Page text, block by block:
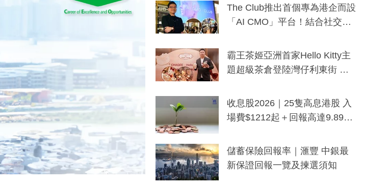
The Club推出首個專為港企而設
「AI CMO」平台！結合社交聆
分鐘生成「貼地」宣傳短片
霸王茶姬亞洲首家Hello Kitty主
題超級茶倉登陸灣仔利東街 推
y及香港限定特調系列
收息股2026｜25隻高息港股 入
場費$1212起＋回報高達9.89
儲蓄保險回報率｜滙豐 中銀最
新保證回報一覽及揀選須知